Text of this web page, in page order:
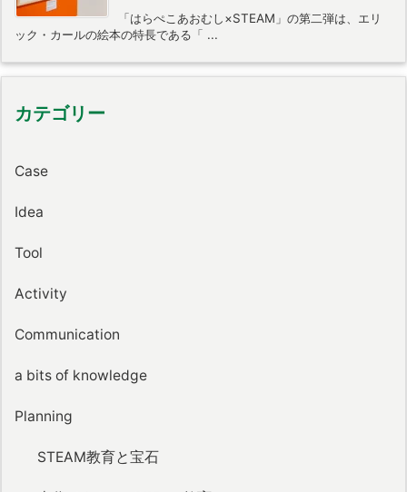
「はらぺこあおむし×STEAM」の第二弾は、エリ
ック・カールの絵本の特長である「 ...
カテゴリー
Case
Idea
Tool
Activity
Communication
a bits of knowledge
Planning
STEAM教育と宝石